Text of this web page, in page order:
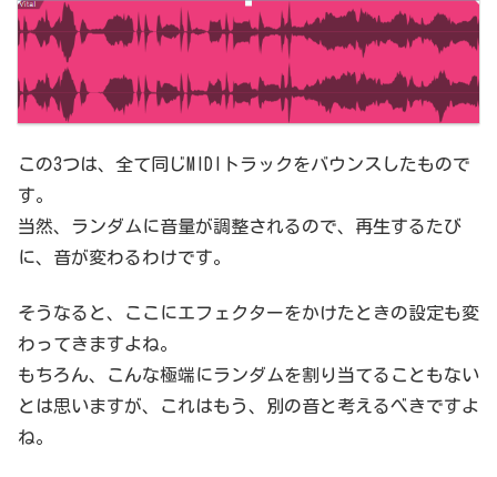
この3つは、全て同じMIDIトラックをバウンスしたもので
す。
当然、ランダムに音量が調整されるので、再生するたび
に、音が変わるわけです。
そうなると、ここにエフェクターをかけたときの設定も変
わってきますよね。
もちろん、こんな極端にランダムを割り当てることもない
とは思いますが、これはもう、別の音と考えるべきですよ
ね。